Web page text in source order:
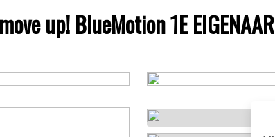
up! BlueMotion 1E